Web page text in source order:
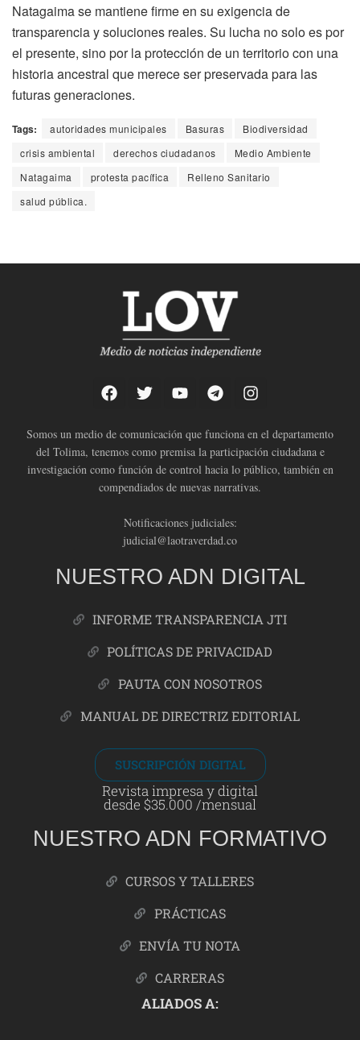
Natagaima se mantiene firme en su exigencia de
transparencia y soluciones reales. Su lucha no solo es por
el presente, sino por la protección de un territorio con una
historia ancestral que merece ser preservada para las
futuras generaciones.
Tags: autoridades municipales Basuras
Biodiversidad
crisis ambiental
derechos ciudadanos
Medio Ambiente
Natagaima
protesta pacífica
Relleno Sanitario
salud pública.
Somos un medio de comunicación que funciona en el departamento
del Tolima, tenemos como premisa la participación ciudadana e
investigación como función de control hacia lo público, también en
compendiados de nuevas narrativas.
Notificaciones judiciales:
judicial@laotraverdad.co
NUESTRO ADN DIGITAL
INFORME TRANSPARENCIA JTI
POLÍTICAS DE PRIVACIDAD
PAUTA CON NOSOTROS
MANUAL DE DIRECTRIZ EDITORIAL
SUSCRIPCIÓN DIGITAL
Revista impresa y digital
desde $35.000 /mensual
NUESTRO ADN FORMATIVO
CURSOS Y TALLERES
PRÁCTICAS
ENVÍA TU NOTA
CARRERAS
ALIADOS A: